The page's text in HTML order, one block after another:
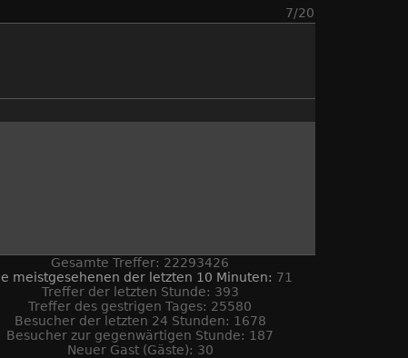
7/20
Gesamte Treffer: 22293426
meistgesehenen der letzten 10 Minuten: 71
Treffer der letzten Stunde: 393
Treffer des gestrigen Tages: 25580
Besucher der letzten 24 Stunden: 1678
Besucher zur gegenwärtigen Stunde: 187
Neuer Gast (Gäste): 30